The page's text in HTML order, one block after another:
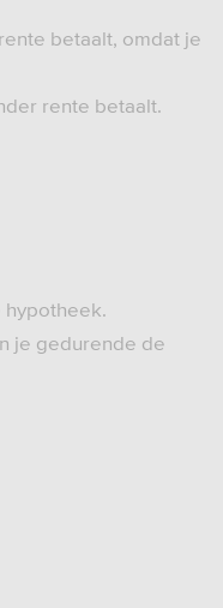
betaalt, omdat je
rente betaalt.
hypotheek.
je gedurende de